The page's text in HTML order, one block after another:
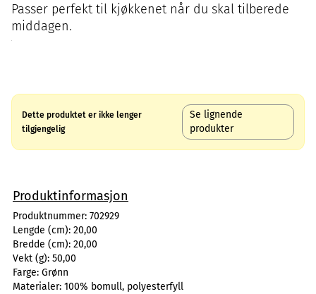
Passer perfekt til kjøkkenet når du skal tilberede
middagen.
Dette produktet er ikke lenger
tilgjengelig
Se lignende
produkter
Produktinformasjon
Produktnummer: 702929
Lengde (cm): 20,00
Bredde (cm): 20,00
Vekt (g): 50,00
Farge: Grønn
Materialer: 100% bomull, polyesterfyll